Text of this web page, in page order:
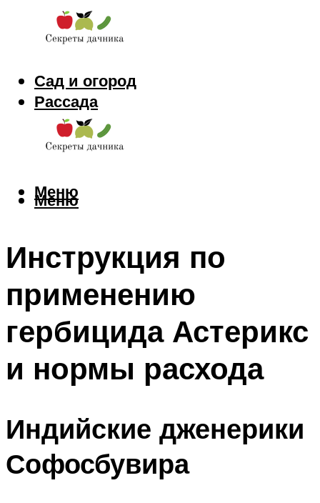
Сад и огород
Рассада
Цветы
Заготовки
Меню
Меню
Инструкция по
применению
гербицида Астерикс
и нормы расхода
Индийские дженерики
Софосбувира